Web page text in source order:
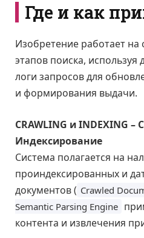
Где и как
Изобретение работает на
этапов поиска, используя
логи запросов для
и формирования выдачи.
CRAWLING и INDEXING
Индексирование
Система полагается на
проиндексированных и
документов ( Crawled
Semantic Parsing Engine
контента и извлечения